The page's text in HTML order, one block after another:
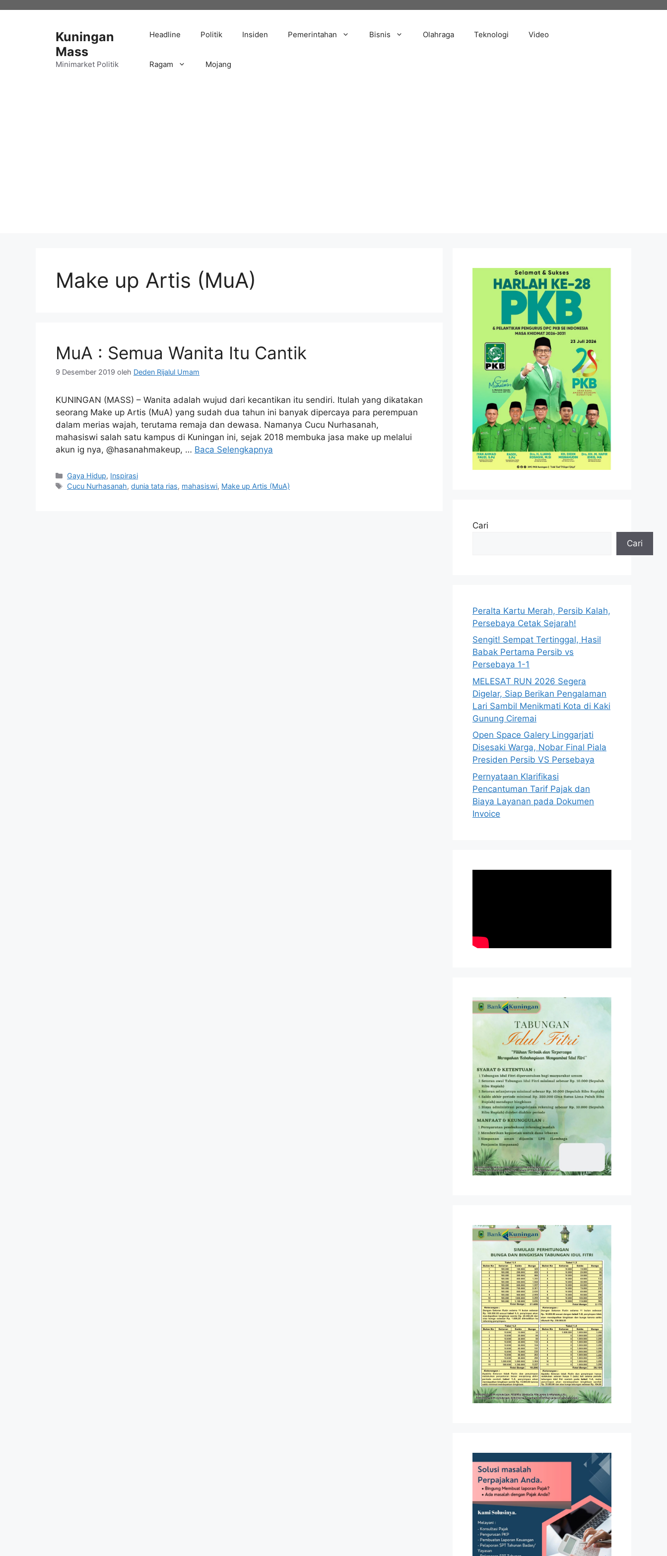
Kuningan
Mass
Minimarket Politik
Headline Politik Insiden Pemerintahan Bisnis Olahraga Teknologi Video
Ragam Mojang
Make up Artis (MuA)
MuA : Semua Wanita Itu Cantik
9 Desember 2019 oleh Deden Rijalul Umam
KUNINGAN (MASS) – Wanita adalah wujud dari kecantikan itu sendiri. Itulah yang dikatakan
seorang Make up Artis (MuA) yang sudah dua tahun ini banyak dipercaya para perempuan
dalam merias wajah, terutama remaja dan dewasa. Namanya Cucu Nurhasanah,
mahasiswi salah satu kampus di Kuningan ini, sejak 2018 membuka jasa make up melalui
akun ig nya, @hasanahmakeup, … Baca Selengkapnya
Kategori
Gaya Hidup, Inspirasi
Tag
Cucu Nurhasanah,dunia tata rias, mahasiswi, Make up Artis (MuA)
Cari
Cari
Peralta Kartu Merah, Persib Kalah,
Persebaya Cetak Sejarah!
Sengit! Sempat Tertinggal, Hasil
Babak Pertama Persib vs
Persebaya 1-1
MELESAT RUN 2026 Segera
Digelar, Siap Berikan Pengalaman
Lari Sambil Menikmati Kota di Kaki
Gunung Ciremai
Open Space Galery Linggarjati
Disesaki Warga, Nobar Final Piala
Presiden Persib VS Persebaya
Pernyataan Klarifikasi
Pencantuman Tarif Pajak dan
Biaya Layanan pada Dokumen
Invoice